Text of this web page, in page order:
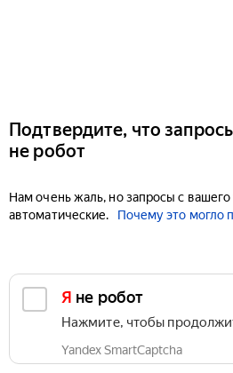
Подтвердите, что
не робот
Нам очень жаль, но запросы с
автоматические.
Почему это могло
Я не робот
Нажмите, чтобы
Yandex SmartCaptcha